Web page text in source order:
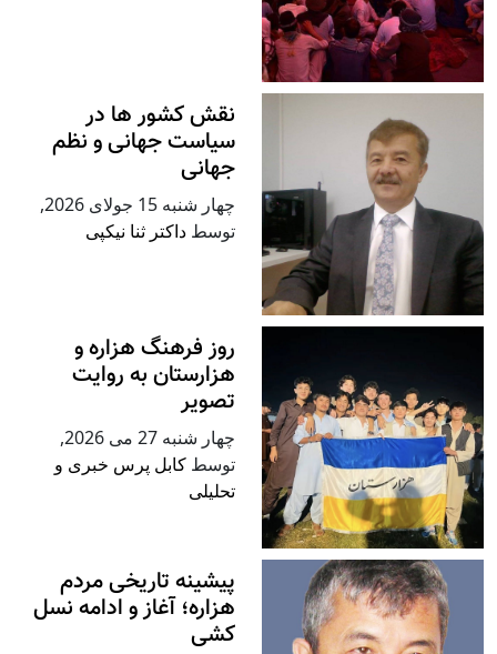
نقش کشور ها در
سیاست جهانی و نظم
جهانی
چهار شنبه 15 جولای 2026
,
توسط داکتر ثنا نیکپی
روز فرهنگ هزاره و
هزارستان به روایت
تصویر
چهار شنبه 27 می 2026
,
توسط کابل پرس خبری و
تحلیلی
پيشينه تاريخی مردم
هزاره؛ آغاز و ادامه نسل
کشی